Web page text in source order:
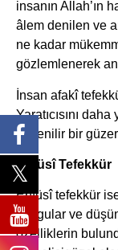
insanın Allah’ın
âlem denilen ve
ne kadar
gözlemlenerek
İnsan afakî
Yaratıcısını
güvenilir bir
Enfüsî Tefekkür
Enfüsî tefekkür
duygular ve
özelliklerin